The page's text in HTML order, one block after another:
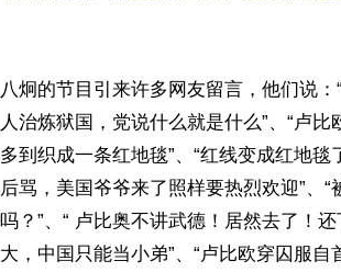
八炯的节目引来许多网友留言，他们说：
人治炼狱国，党说什么就是什么”、“卢
多到织成一条红地毯”、“红线变成红地毯
后骂，美国爷爷来了照样要热烈欢迎”、
吗？”、“ 卢比奥不讲武德！居然去了！
大，中国只能当小弟”、“卢比欧穿囚服自